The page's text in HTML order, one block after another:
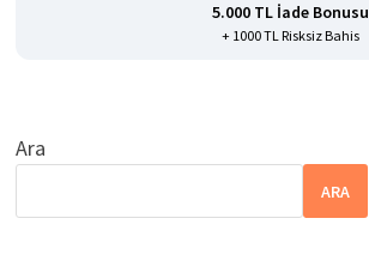
5.000 TL İade Bonusu
+ 1000 TL Risksiz Bahis
Ara
ARA